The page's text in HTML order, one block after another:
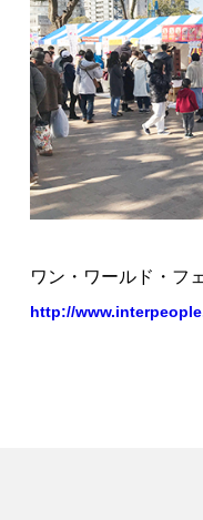
ワン・ワールド・フ
http://